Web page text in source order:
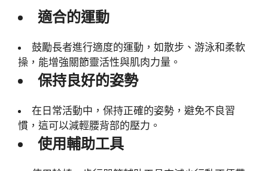
適合的運動
鼓勵長者進行適度的運動，如散步、游泳和柔軟
操，能增強關節靈活性與肌肉力量。
保持良好的姿勢
在日常活動中，保持正確的姿勢，避免不良習
慣，這可以減輕腰背部的壓力。
使用輔助工具